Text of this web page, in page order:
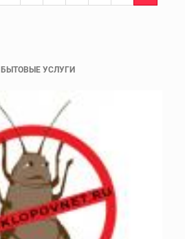
БЫТОВЫЕ УСЛУГИ